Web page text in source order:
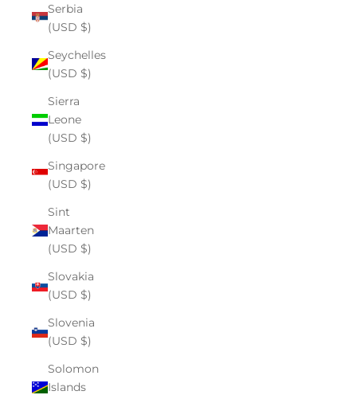
Serbia
(USD $)
Seychelles
(USD $)
Sierra
Leone
(USD $)
Singapore
(USD $)
Sint
Maarten
(USD $)
Slovakia
(USD $)
Slovenia
(USD $)
Solomon
Islands